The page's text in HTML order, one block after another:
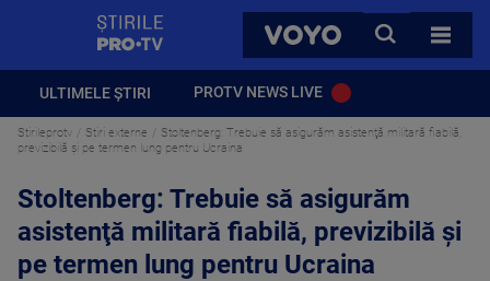
VOYO
CAUTA
TOATE
ULTIMELE ȘTIRI PROTV NEWS LIVE
Stirileprotv Stiri externe
Stoltenberg: Trebuie să asigurăm asistenţă militară fiabilă,
previzibilă şi pe termen lung pentru Ucraina
Stoltenberg: Trebuie să asigurăm
asistenţă militară fiabilă, previzibilă şi
pe termen lung pentru Ucraina